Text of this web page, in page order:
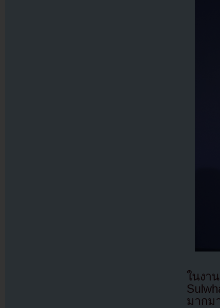
ในงา
มากม